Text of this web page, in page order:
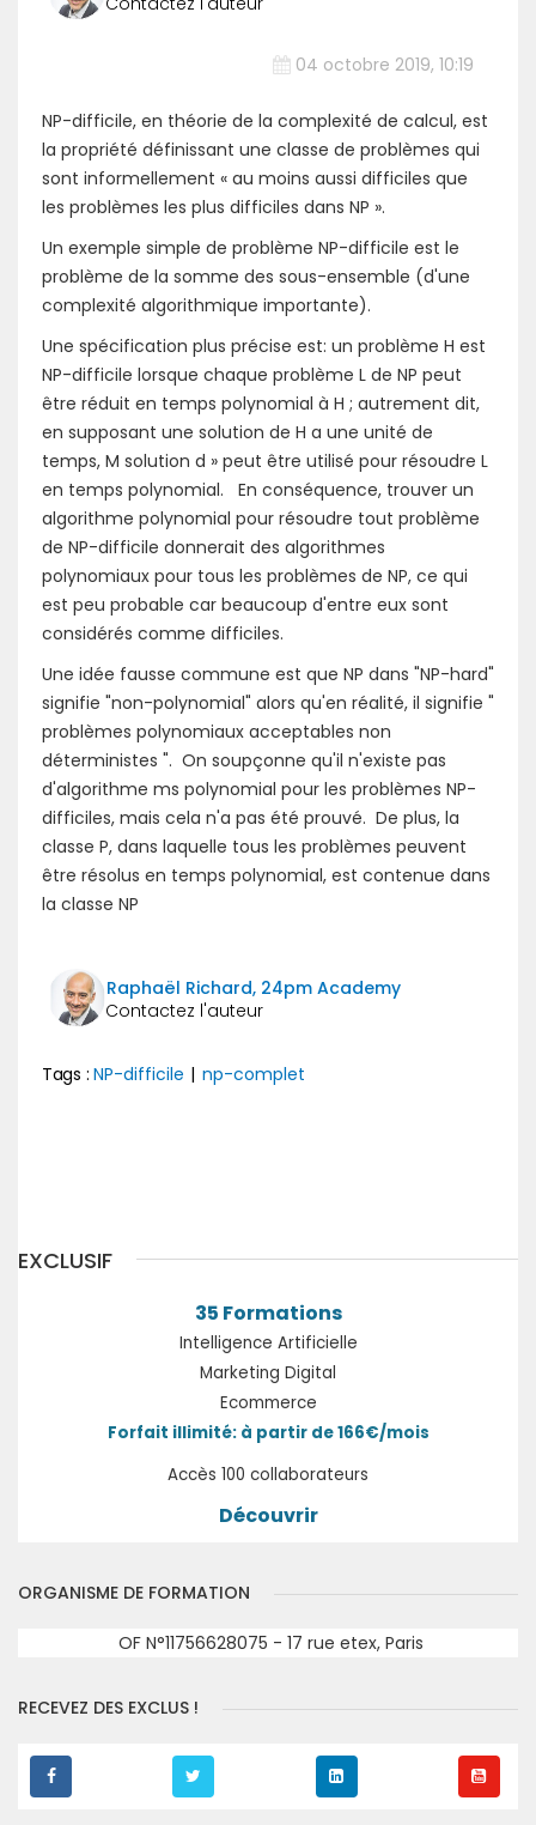
04 octobre 2019, 10:19
NP-difficile, en théorie de la complexité de calcul, est
la propriété définissant une classe de problèmes qui
sont informellement « au moins aussi difficiles que
les problèmes les plus difficiles dans NP ».
Un exemple simple de problème NP-difficile est le
problème de la somme des sous-ensemble (d'une
complexité algorithmique importante).
Une spécification plus précise est: un problème H est
NP-difficile lorsque chaque problème L de NP peut
être réduit en temps polynomial à H ; autrement dit,
en supposant une solution de H a une unité de
temps, M solution d » peut être utilisé pour résoudre L
en temps polynomial. En conséquence, trouver un
algorithme polynomial pour résoudre tout problème
de NP-difficile donnerait des algorithmes
polynomiaux pour tous les problèmes de NP, ce qui
est peu probable car beaucoup d'entre eux sont
considérés comme difficiles.
Une idée fausse commune est que NP dans "NP-hard"
signifie "non-polynomial" alors qu'en réalité, il signifie "
problèmes polynomiaux acceptables non
déterministes ". On soupçonne qu'il n'existe pas
d'algorithme ms polynomial pour les problèmes NP-
difficiles, mais cela n'a pas été prouvé. De plus, la
classe P, dans laquelle tous les problèmes peuvent
être résolus en temps polynomial, est contenue dans
la classe NP
Raphaël Richard, 24pm Academy
Tags : NP-difficile | np-complet
EXCLUSIF
35 Formations
Intelligence Artificielle
Marketing Digital
Ecommerce
Forfait illimité: à partir de 166€/mois
Accès 100 collaborateurs
Découvrir
ORGANISME DE FORMATION
OF N°11756628075 - 17 rue etex, Paris
RECEVEZ DES EXCLUS !